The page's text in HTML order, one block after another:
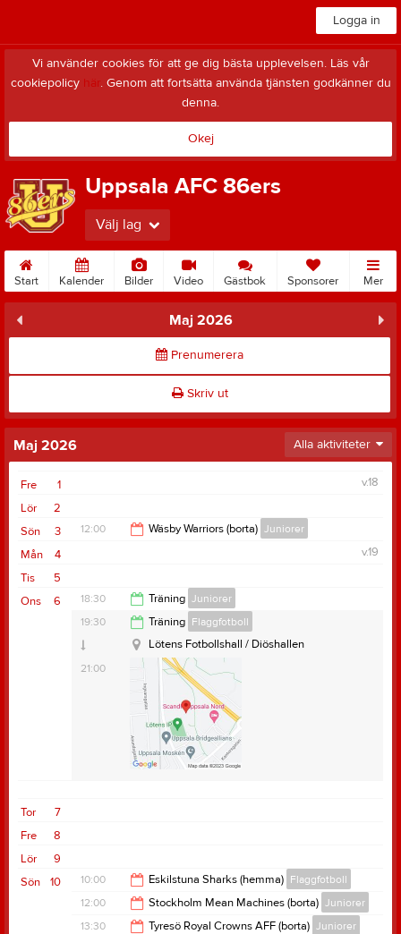
Logga in
Vi använder cookies för att ge dig bästa upplevelsen. Läs vår
cookiepolicy här. Genom att fortsätta använda tjänsten godkänner du
denna.
Okej
Uppsala AFC 86ers
Välj lag
Start Kalender Bilder Video Gästbok Sponsorer Mer
Maj 2026
Prenumerera
Skriv ut
Maj 2026 Alla aktiviteter
1
Fre
v.18
2
Lör
3
Sön 12:00 Wäsby Warriors (borta) Juniorer
4
Mån
v.19
5
Tis
6
Ons 18:30 Träning Juniorer
20:05
Lötens Fotbollshall / Diöshallen
Samlingstid: 18:15
19:30 Träning Flaggfotboll
21:00
Lötens Fotbollshall / Diöshallen
7
Tor
8
Fre
9
Lör
10
Sön 10:00 Eskilstuna Sharks (hemma) Flaggfotboll
18:00
12:00 Stockholm Mean Machines (borta) Juniorer
13:30 Tyresö Royal Crowns AFF (borta) Juniorer